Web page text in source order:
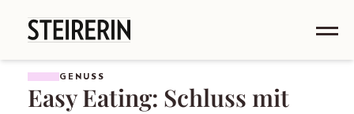
GENUSS
Easy Eating: Schluss mit